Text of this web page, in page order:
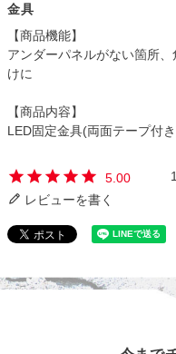
金具
【商品機能】
アンダーパネルがない箇所
けに
【商品内容】
LED固定金具(両面テープ付
5.00
1
レビューを書く